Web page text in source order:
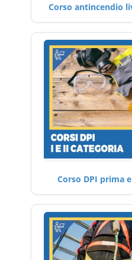
Corso antincendio
Corso DPI prima